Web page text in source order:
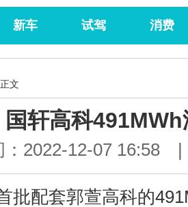
新车 试驾 消费
正文
国轩高科
：2022-12-07 16:58
批配套郭萱高科的